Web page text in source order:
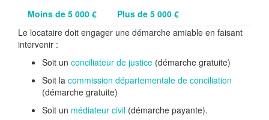
Moins de 5 000 €
Plus de 5 000 €
Le locataire doit engager une démarche amiable en faisant
intervenir :
Soit un conciliateur de justice (démarche gratuite)
Soit la commission départementale de conciliation
(démarche gratuite)
Soit un médiateur civil (démarche payante).